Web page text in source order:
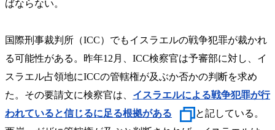
ばならない。
国際刑事裁判所（ICC）でもイスラエルの戦争犯罪が裁かれ
る可能性がある。昨年12月、ICC検察官は予審部に対し、イ
スラエル占領地にICCの管轄権が及ぶか否かの判断を求め
た。その要請文に検察官は、 イスラエルによる戦争犯罪が行
われていると信じるに足る根拠がある
と記している。